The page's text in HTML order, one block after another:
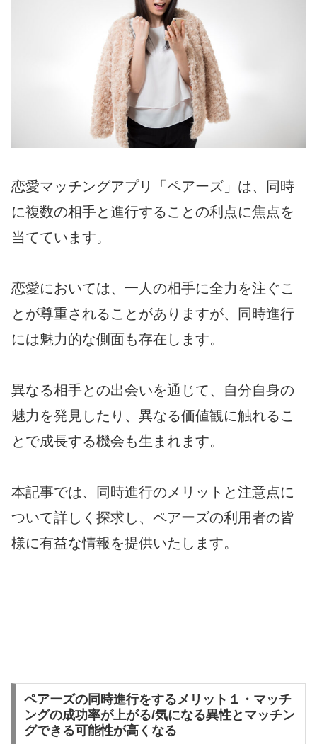
恋愛マッチングアプリ「ペアーズ」は、同時
に複数の相手と進行することの利点に焦点を
当てています。
恋愛においては、一人の相手に全力を注ぐこ
とが尊重されることがありますが、同時進行
には魅力的な側面も存在します。
異なる相手との出会いを通じて、自分自身の
魅力を発見したり、異なる価値観に触れるこ
とで成長する機会も生まれます。
本記事では、同時進行のメリットと注意点に
ついて詳しく探求し、ペアーズの利用者の皆
様に有益な情報を提供いたします。
ペアーズの同時進行をするメリット１・マッチ
ングの成功率が上がる/気になる異性とマッチン
グできる可能性が高くなる